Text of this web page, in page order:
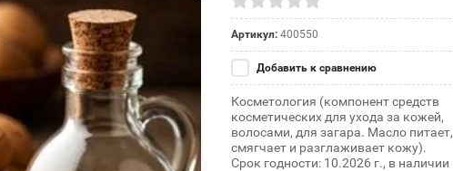
Артикул: 400550
Добавить к сравнению
Косметология (компонент средств
косметических для ухода за кожей,
волосами, для загара. Масло питает,
смягчает и разглаживает кожу).
Срок годности: 10.2026 г., в наличии